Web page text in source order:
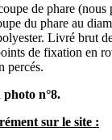
de phare (nous
du phare au
Livré brut
de fixation en
percés.
photo n°8.
sur le site :